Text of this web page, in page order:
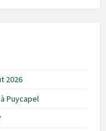
2026
Puycapel